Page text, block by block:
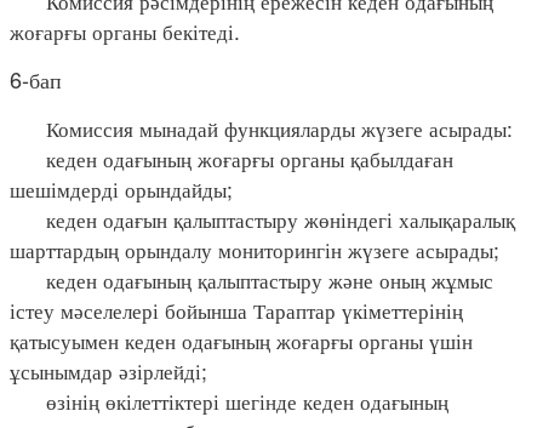
жоғарғы органы бекітеді.
6-бап
Комиссия мынадай функцияларды жүзеге асырады:
кеден одағының жоғарғы органы қабылдаған
шешімдерді орындайды;
кеден одағын қалыптастыру жөніндегі халықаралық
шарттардың орындалу мониторингін жүзеге асырады;
кеден одағының қалыптастыру және оның жұмыс
істеу мәселелері бойынша Тараптар үкіметтерінің
қатысуымен кеден одағының жоғарғы органы үшін
ұсынымдар әзірлейді;
өзінің өкілеттіктері шегінде кеден одағының